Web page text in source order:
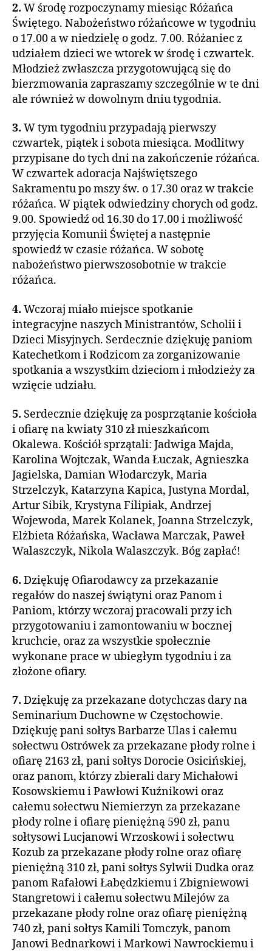
2. W środę rozpoczynamy miesiąc Różańca
Świętego. Nabożeństwo różańcowe w tygodniu
o 17.00 a w niedzielę o godz. 7.00. Różaniec z
udziałem dzieci we wtorek w środę i czwartek.
Młodzież zwłaszcza przygotowującą się do
bierzmowania zapraszamy szczególnie w te dni
ale również w dowolnym dniu tygodnia.
3. W tym tygodniu przypadają pierwszy
czwartek, piątek i sobota miesiąca. Modlitwy
przypisane do tych dni na zakończenie różańca.
W czwartek adoracja Najświętszego
Sakramentu po mszy św. o 17.30 oraz w trakcie
różańca. W piątek odwiedziny chorych od godz.
9.00. Spowiedź od 16.30 do 17.00 i możliwość
przyjęcia Komunii Świętej a następnie
spowiedź w czasie różańca. W sobotę
nabożeństwo pierwszosobotnie w trakcie
różańca.
4. Wczoraj miało miejsce spotkanie
integracyjne naszych Ministrantów, Scholii i
Dzieci Misyjnych. Serdecznie dziękuję paniom
Katechetkom i Rodzicom za zorganizowanie
spotkania a wszystkim dzieciom i młodzieży za
wzięcie udziału.
5. Serdecznie dziękuję za posprzątanie kościoła
i ofiarę na kwiaty 310 zł mieszkańcom
Okalewa. Kościół sprzątali: Jadwiga Majda,
Karolina Wojtczak, Wanda Łuczak, Agnieszka
Jagielska, Damian Włodarczyk, Maria
Strzelczyk, Katarzyna Kapica, Justyna Mordal,
Artur Sibik, Krystyna Filipiak, Andrzej
Wojewoda, Marek Kolanek, Joanna Strzelczyk,
Elżbieta Różańska, Wacława Marczak, Paweł
Walaszczyk, Nikola Walaszczyk. Bóg zapłać!
6. Dziękuję Ofiarodawcy za przekazanie
regałów do naszej świątyni oraz Panom i
Paniom, którzy wczoraj pracowali przy ich
przygotowaniu i zamontowaniu w bocznej
kruchcie, oraz za wszystkie społecznie
wykonane prace w ubiegłym tygodniu i za
złożone ofiary.
7. Dziękuję za przekazane dotychczas dary na
Seminarium Duchowne w Częstochowie.
Dziękuję pani sołtys Barbarze Ulas i całemu
sołectwu Ostrówek za przekazane płody rolne i
ofiarę 2163 zł, pani sołtys Dorocie Osicińskiej,
oraz panom, którzy zbierali dary Michałowi
Kosowskiemu i Pawłowi Kuźnikowi oraz
całemu sołectwu Niemierzyn za przekazane
płody rolne i ofiarę pieniężną 590 zł, panu
sołtysowi Lucjanowi Wrzoskowi i sołectwu
Kozub za przekazane płody rolne oraz ofiarę
pieniężną 310 zł, pani sołtys Sylwii Dudka oraz
panom Rafałowi Łabędzkiemu i Zbigniewowi
Stangretowi i całemu sołectwu Milejów za
przekazane płody rolne oraz ofiarę pieniężną
740 zł, pani sołtys Kamili Tomczyk, panom
Janowi Bednarkowi i Markowi Nawrockiemu i